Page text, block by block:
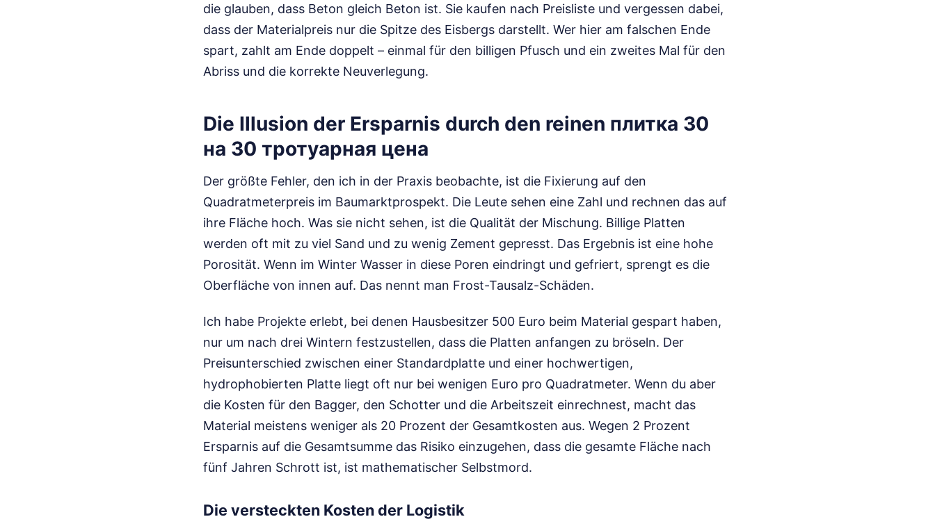
die glauben, dass Beton gleich Beton ist. Sie kaufen nach Preisliste und vergessen dabei,
dass der Materialpreis nur die Spitze des Eisbergs darstellt. Wer hier am falschen Ende
spart, zahlt am Ende doppelt – einmal für den billigen Pfusch und ein zweites Mal für den
Abriss und die korrekte Neuverlegung.
Die Illusion der Ersparnis durch den reinen плитка 30
на 30 тротуарная цена
Der größte Fehler, den ich in der Praxis beobachte, ist die Fixierung auf den
Quadratmeterpreis im Baumarktprospekt. Die Leute sehen eine Zahl und rechnen das auf
ihre Fläche hoch. Was sie nicht sehen, ist die Qualität der Mischung. Billige Platten
werden oft mit zu viel Sand und zu wenig Zement gepresst. Das Ergebnis ist eine hohe
Porosität. Wenn im Winter Wasser in diese Poren eindringt und gefriert, sprengt es die
Oberfläche von innen auf. Das nennt man Frost-Tausalz-Schäden.
Ich habe Projekte erlebt, bei denen Hausbesitzer 500 Euro beim Material gespart haben,
nur um nach drei Wintern festzustellen, dass die Platten anfangen zu bröseln. Der
Preisunterschied zwischen einer Standardplatte und einer hochwertigen,
hydrophobierten Platte liegt oft nur bei wenigen Euro pro Quadratmeter. Wenn du aber
die Kosten für den Bagger, den Schotter und die Arbeitszeit einrechnest, macht das
Material meistens weniger als 20 Prozent der Gesamtkosten aus. Wegen 2 Prozent
Ersparnis auf die Gesamtsumme das Risiko einzugehen, dass die gesamte Fläche nach
fünf Jahren Schrott ist, ist mathematischer Selbstmord.
Die versteckten Kosten der Logistik